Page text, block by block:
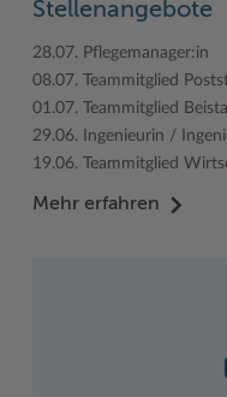
Stellenangebote
28.07. Pflegemanager:in
08.07. Teammitglied
01.07. Teammitglied
29.06. Ingenieurin /
19.06. Teammitglied
Mehr erfahren